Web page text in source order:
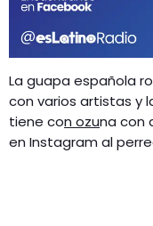
CONTACTO
La guapa española
con varios artistas y
tiene con ozuna con
en Instagram al